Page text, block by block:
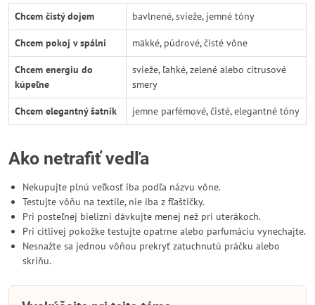
Chcem čistý dojem bavlnené, svieže, jemné tóny
Chcem pokoj v spálni mäkké, púdrové, čisté vône
Chcem energiu do
kúpeľne
svieže, ľahké, zelené alebo citrusové
smery
Chcem elegantný šatník jemne parfémové, čisté, elegantné tóny
Ako netrafiť vedľa
Nekupujte plnú veľkosť iba podľa názvu vône.
Testujte vôňu na textile, nie iba z fľaštičky.
Pri posteľnej bielizni dávkujte menej než pri uterákoch.
Pri citlivej pokožke testujte opatrne alebo parfumáciu vynechajte.
Nesnažte sa jednou vôňou prekryť zatuchnutú práčku alebo
skriňu.